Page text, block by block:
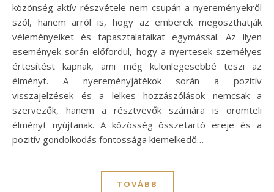
közönség aktív részvétele nem csupán a nyereményekről
szól, hanem arról is, hogy az emberek megoszthatják
véleményeiket és tapasztalataikat egymással. Az ilyen
események során előfordul, hogy a nyertesek személyes
értesítést kapnak, ami még különlegesebbé teszi az
élményt. A nyereményjátékok során a pozitív
visszajelzések és a lelkes hozzászólások nemcsak a
szervezők, hanem a résztvevők számára is örömteli
élményt nyújtanak. A közösség összetartó ereje és a
pozitív gondolkodás fontossága kiemelkedő…
TOVÁBB